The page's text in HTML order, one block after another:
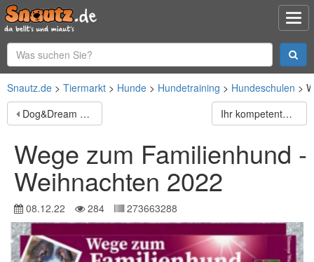
Snautz.de Tiermarkt Hunde Hundetraining Hundeschulen
Dog&Dream - Hundeferien in der Gastfamilie
Ihr kompetenter Hundefrisör in Ostfriesland!
Wege zum Familienhund -
Weihnachten 2022
08.12.22 284 273663288